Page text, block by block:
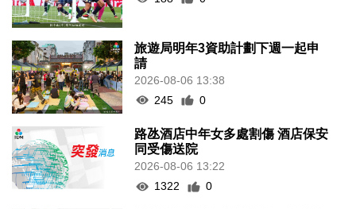
旅遊局明年3資助計劃下週一起申
請
2026-08-06 13:38
245
0
路氹酒店中年女多處割傷 酒店保安
同受傷送院
2026-08-06 13:22
1322
0